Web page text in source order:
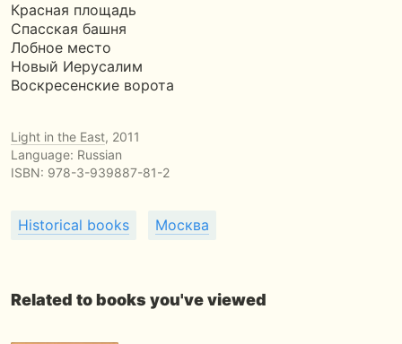
Красная площадь
Спасская башня
Лобное место
Новый Иерусалим
Воскресенские ворота
Light in the East, 2011
Language: Russian
ISBN: 978-3-939887-81-2
Historical books Москва
Related to books you've viewed